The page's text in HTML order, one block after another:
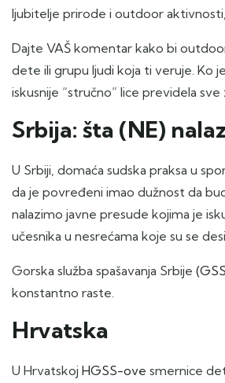
ljubitelje prirode i outdoor
Dajte VAŠ komentar kako bi
dete ili grupu ljudi koja ti veruje. Ko
iskusnije “stručno” lice previdela
Srbija: šta (NE)
U Srbiji, domaća sudska praksa u
da je povređeni imao dužnost da
nalazimo javne presude kojima je
učesnika u nesrećama koje su se
Gorska služba spašavanja Srbije
konstantno raste.
Hrvatska
U Hrvatskoj HGSS-ove smernice